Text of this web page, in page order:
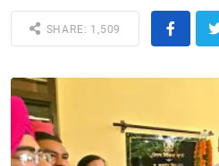
SHARE: 1,509